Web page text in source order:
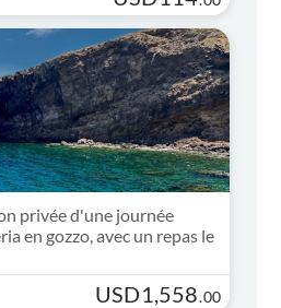
privée d'une journée
en gozzo, avec un repas le
USD1,558.00